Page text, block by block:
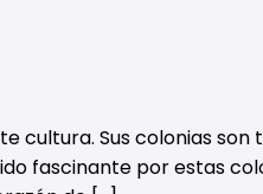
cultura. Sus colonias son
fascinante por estas